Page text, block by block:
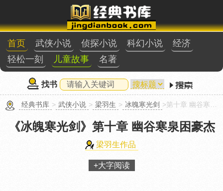
首页 武侠小说 侦探小说 科幻小说
经济
轻松一刻
儿童故事 名著
找书
经典书库 > 武侠小说 > 梁羽生 > 冰魄寒光剑 >第十章 幽谷寒泉困豪杰
《冰魄寒光剑》 第十章 幽谷寒泉困豪杰
梁羽生作品
+大字阅读